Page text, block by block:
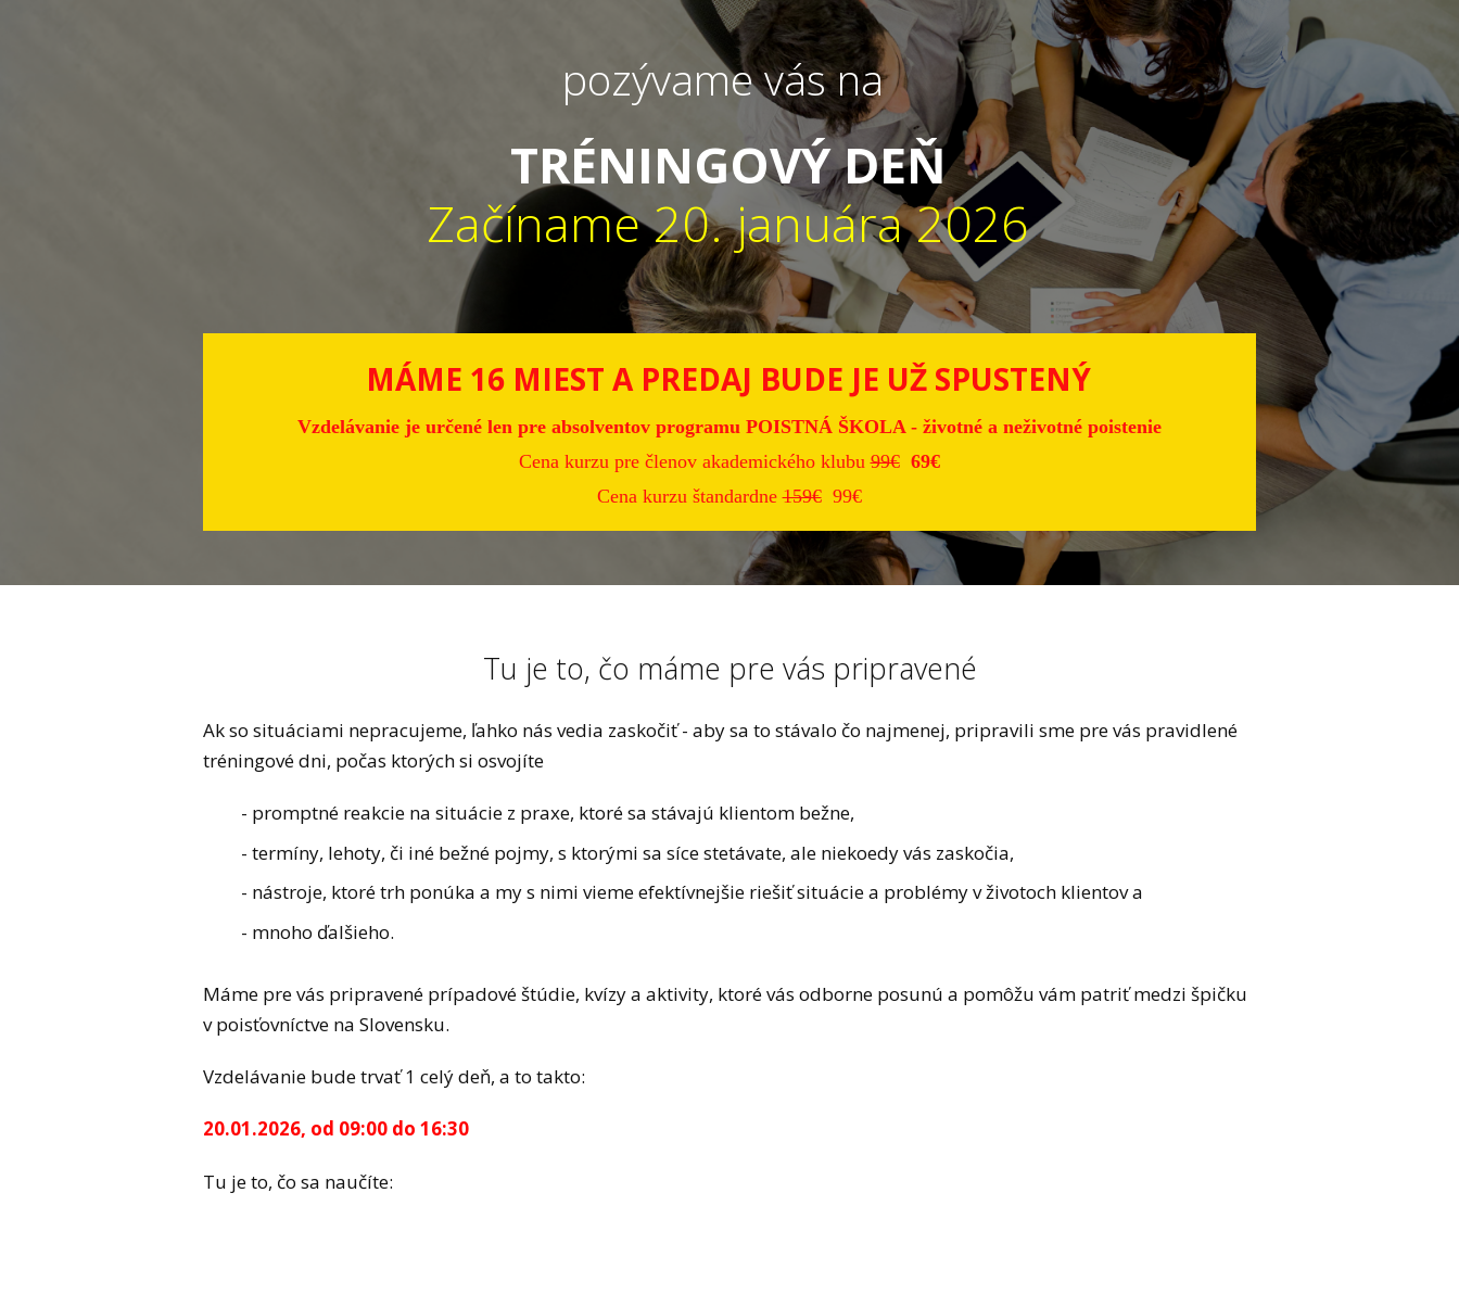
pozývame vás na
TRÉNINGOVÝ DEŇ
Začíname 20. januára 2026
MÁME 16 MIEST A PREDAJ BUDE JE UŽ SPUSTENÝ
Vzdelávanie je určené len pre absolventov programu POISTNÁ ŠKOLA - životné a neživotné poistenie
Cena kurzu pre členov akademického klubu99€ 69€
Cena kurzu štandardne159€99€
Tu je to, čo máme pre vás pripravené
Ak so situáciami nepracujeme, ľahko nás vedia zaskočiť - aby sa to stávalo čo najmenej, pripravili sme pre vás pravidlené
tréningové dni, počas ktorých si osvojíte
- promptné reakcie na situácie z praxe, ktoré sa stávajú klientom bežne,
- termíny, lehoty, či iné bežné pojmy, s ktorými sa síce stetávate, ale niekoedy vás zaskočia,
- nástroje, ktoré trh ponúka a my s nimi vieme efektívnejšie riešiť situácie a problémy v životoch klientov a
- mnoho ďalšieho.
Máme pre vás pripravené prípadové štúdie, kvízy a aktivity, ktoré vás odborne posunú a pomôžu vám patriť medzi špičku
v poisťovníctve na Slovensku.
Vzdelávanie bude trvať 1 celý deň, a to takto:
20.01.2026, od 09:00 do 16:30
Tu je to, čo sa naučíte: